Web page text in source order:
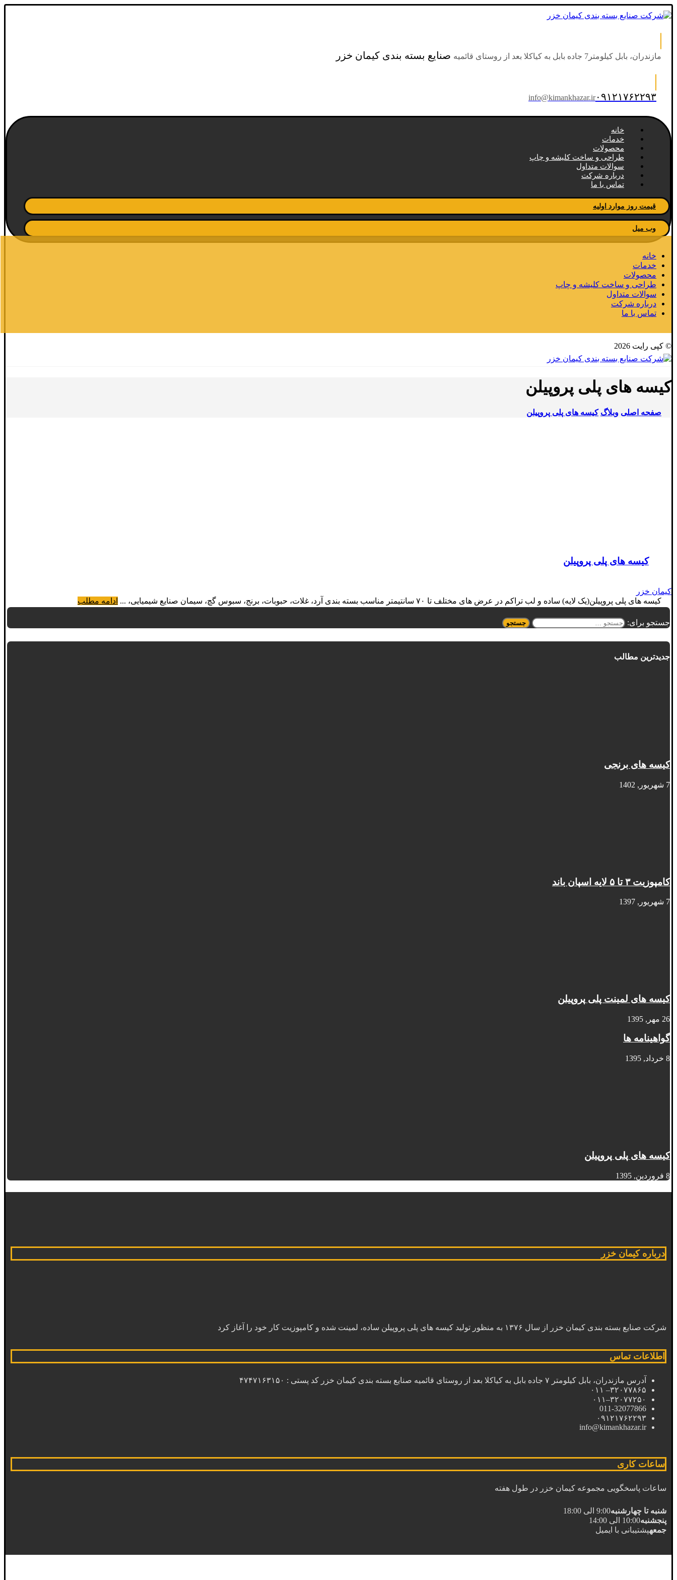
مازندران، بابل کیلومتر7 جاده بابل به کیاکلا بعد از روستای قائمیه صنایع بسته بندی کیمان خزر
info@kimankhazar.ir۰۹۱۲۱۷۶۲۲۹۳
خانه
خدمات
محصولات
طراحی و ساخت کلیشه و چاپ
سوالات متداول
درباره شرکت
تماس با ما
قیمت روز موارد اولیه
وب میل
خانه
خدمات
محصولات
طراحی و ساخت کلیشه و چاپ
سوالات متداول
درباره شرکت
تماس با ما
© کپی رایت 2026
کیسه های پلی پروپیلن
صفحه اصلی وبلاگ کیسه های پلی پروپیلن
کیسه های پلی پروپیلن
کیمان خزر
کیسه های پلی پروپیلن(یک لایه) ساده و لب تراکم در عرض های مختلف تا ۷۰ سانتیمتر مناسب بسته بندی آرد، غلات، حبوبات، برنج، سبوس گچ، سیمان صنایع شیمیایی، ... ادامه مطلب
جستجو برای:
جدیدترین مطالب
کیسه های برنجی
7 شهریور, 1402
کامپوزیت ۳ تا ۵ لایه اسپان باند
7 شهریور, 1397
کیسه های لمینت پلی پروپیلن
26 مهر, 1395
گواهینامه ها
8 خرداد, 1395
کیسه های پلی پروپیلن
8 فروردین, 1395
درباره کیمان خزر
شرکت صنایع بسته بندی کیمان خزر از سال ۱۳۷۶ به منظور تولید کیسه های پلی پروپیلن ساده، لمینت شده و کامپوزیت کار خود را آغاز کرد
اطلاعات تماس
آدرس مازندران، بابل کیلومتر ۷ جاده بابل به کیاکلا بعد از روستای قائمیه صنایع بسته بندی کیمان خزر کد پستی : ۴۷۴۷۱۶۳۱۵۰
۳۲۰۷۷۸۶۵– ۰۱۱
۳۲۰۷۷۲۵۰–۰۱۱
011-32077866
۰۹۱۲۱۷۶۲۲۹۳
info@kimankhazar.ir
ساعات کاری
ساعات پاسخگویی مجموعه کیمان خزر در طول هفته
شنبه تا چهارشنبه9:00 الی 18:00
پنجشنبه10:00 الی 14:00
جمعهپشتیبانی با ایمیل